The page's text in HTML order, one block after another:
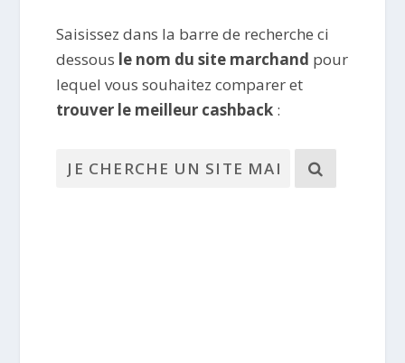
Saisissez dans la barre de recherche ci
dessous le nom du site marchand pour
lequel vous souhaitez comparer et
trouver le meilleur cashback :